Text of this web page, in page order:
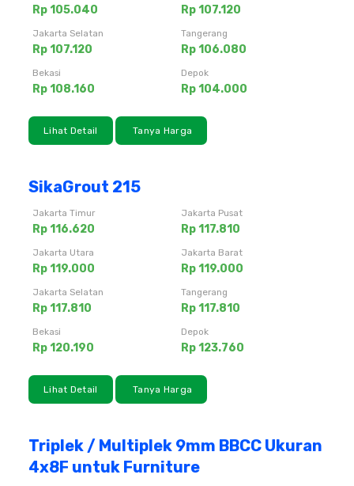
Rp 105.040 Rp 107.120
Jakarta Selatan
Rp 107.120
Tangerang
Rp 106.080
Bekasi
Rp 108.160
Depok
Rp 104.000
Lihat Detail Tanya Harga
SikaGrout 215
Jakarta Timur
Rp 116.620
Jakarta Pusat
Rp 117.810
Jakarta Utara
Rp 119.000
Jakarta Barat
Rp 119.000
Jakarta Selatan
Rp 117.810
Tangerang
Rp 117.810
Bekasi
Rp 120.190
Depok
Rp 123.760
Lihat Detail Tanya Harga
Triplek / Multiplek 9mm BBCC Ukuran
4x8F untuk Furniture